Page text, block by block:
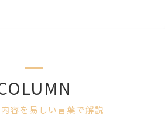
容を易しい言葉で解説